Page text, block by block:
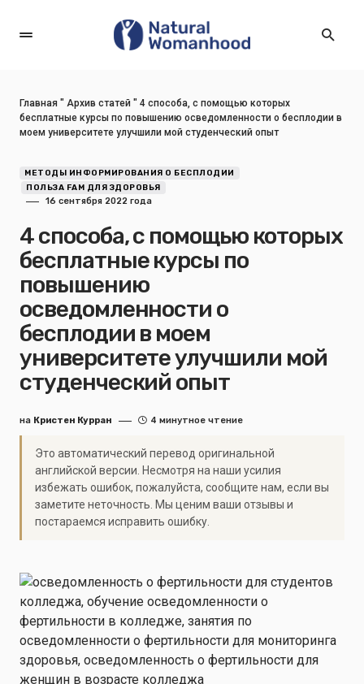
Главная " Архив статей " 4 способа, с помощью которых
бесплатные курсы по повышению осведомленности о бесплодии в
моем университете улучшили мой студенческий опыт
МЕТОДЫ ИНФОРМИРОВАНИЯ О БЕСПЛОДИИ
ПОЛЬЗА FAM ДЛЯ ЗДОРОВЬЯ
16 сентября 2022 года
4 способа, с помощью которых
бесплатные курсы по
повышению
осведомленности о
бесплодии в моем
университете улучшили мой
студенческий опыт
на Кристен Курран 4 минутное чтение
Это автоматический перевод оригинальной
английской версии. Несмотря на наши усилия
избежать ошибок, пожалуйста, сообщите нам, если вы
заметите неточность. Мы ценим ваши отзывы и
постараемся исправить ошибку.